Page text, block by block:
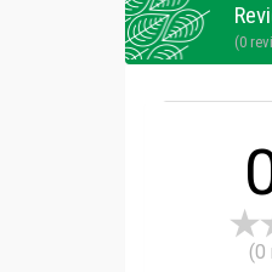
Cu peste
(0
(0